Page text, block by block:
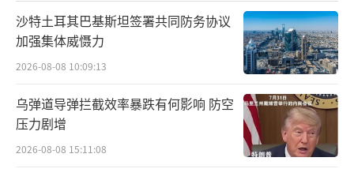
沙特土耳其巴基斯坦签署共同防务协议
加强集体威慑力
2026-08-08 10:09:13
乌弹道导弹拦截效率暴跌有何影响 防空
压力剧增
2026-08-08 15:11:08